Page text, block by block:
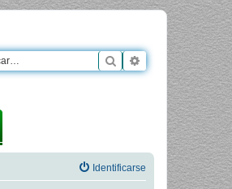
Buscar Búsqueda
Identificarse